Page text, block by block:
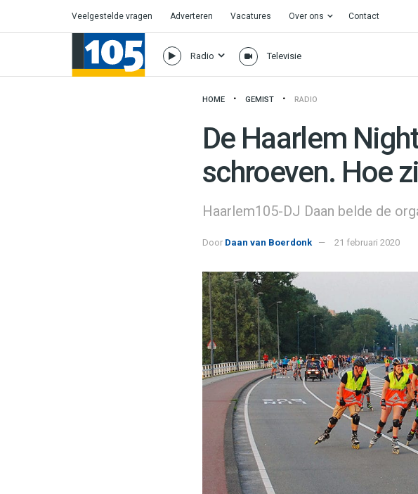
Veelgestelde vragen Adverteren Vacatures Over ons Contact
Radio Televisie
HOME GEMIST RADIO
De Haarlem
schroeven. Hoe
Haarlem105-DJ Daan belde de
Door Daan van Boerdonk 21 februari 2020